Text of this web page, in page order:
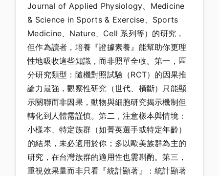
Journal of Applied Physiology、Medicine
& Science in Sports & Exercise、Sports
Medicine、Nature、Cell 系列等）的研究，
但作為讀者，培養『證據素養』能幫助你更理
性地吸收這些知識，而非照單全收。第一，區
分研究類型：隨機對照試驗（RCT）的因果推
論力最強，觀察性研究（世代、橫斷）只能顯
示關聯而非因果，動物與細胞研究揭示機制但
轉化到人體需謹慎。第二，注意樣本與情境：
小樣本、特定族群（如菁英選手或特定年齡）
的結果，未必適用於你；多以歐美族群為主的
研究，在台灣族群的適用性也需斟酌。第三，
重視效果量而非只看『統計顯著』：統計顯著